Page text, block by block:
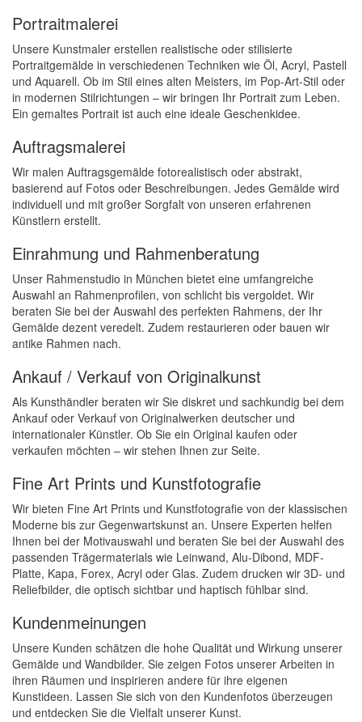
Portraitmalerei
Unsere Kunstmaler erstellen realistische oder stilisierte
Portraitgemälde in verschiedenen Techniken wie Öl, Acryl, Pastell
und Aquarell. Ob im Stil eines alten Meisters, im Pop-Art-Stil oder
in modernen Stilrichtungen – wir bringen Ihr Portrait zum Leben.
Ein gemaltes Portrait ist auch eine ideale Geschenkidee.
Auftragsmalerei
Wir malen Auftragsgemälde fotorealistisch oder abstrakt,
basierend auf Fotos oder Beschreibungen. Jedes Gemälde wird
individuell und mit großer Sorgfalt von unseren erfahrenen
Künstlern erstellt.
Einrahmung und Rahmenberatung
Unser Rahmenstudio in München bietet eine umfangreiche
Auswahl an Rahmenprofilen, von schlicht bis vergoldet. Wir
beraten Sie bei der Auswahl des perfekten Rahmens, der Ihr
Gemälde dezent veredelt. Zudem restaurieren oder bauen wir
antike Rahmen nach.
Ankauf / Verkauf von Originalkunst
Als Kunsthändler beraten wir Sie diskret und sachkundig bei dem
Ankauf oder Verkauf von Originalwerken deutscher und
internationaler Künstler. Ob Sie ein Original kaufen oder
verkaufen möchten – wir stehen Ihnen zur Seite.
Fine Art Prints und Kunstfotografie
Wir bieten Fine Art Prints und Kunstfotografie von der klassischen
Moderne bis zur Gegenwartskunst an. Unsere Experten helfen
Ihnen bei der Motivauswahl und beraten Sie bei der Auswahl des
passenden Trägermaterials wie Leinwand, Alu-Dibond, MDF-
Platte, Kapa, Forex, Acryl oder Glas. Zudem drucken wir 3D- und
Reliefbilder, die optisch sichtbar und haptisch fühlbar sind.
Kundenmeinungen
Unsere Kunden schätzen die hohe Qualität und Wirkung unserer
Gemälde und Wandbilder. Sie zeigen Fotos unserer Arbeiten in
ihren Räumen und inspirieren andere für ihre eigenen
Kunstideen. Lassen Sie sich von den Kundenfotos überzeugen
und entdecken Sie die Vielfalt unserer Kunst.